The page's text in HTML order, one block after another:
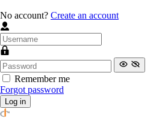
No account? Create an account
Remember me
Forgot password
Log in